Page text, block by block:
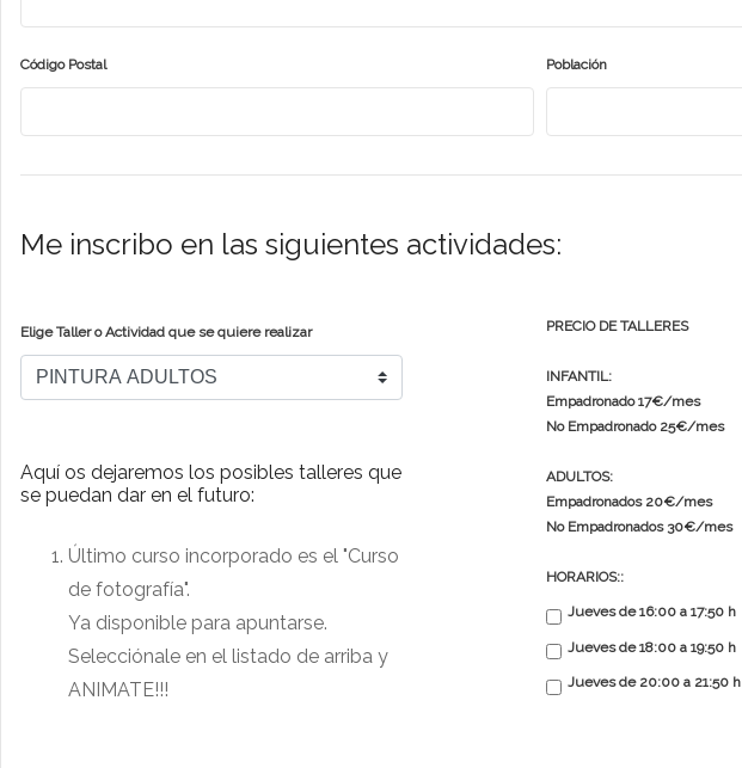
Código Postal Población
Me inscribo en las siguientes actividades:
Elige Taller o Actividad que se quiere realizar
Aquí os dejaremos los posibles talleres que
se puedan dar en el futuro:
Último curso incorporado es el "Curso
de fotografía".
Ya disponible para apuntarse.
Selecciónale en el listado de arriba y
ANIMATE!!!
PRECIO DE TALLERES
INFANTIL:
Empadronado 17€/mes
No Empadronado 25€/mes
ADULTOS:
Empadronados 20€/mes
No Empadronados 30€/mes
HORARIOS::
Jueves de 16:00 a 17:50 h
Jueves de 18:00 a 19:50 h
Jueves de 20:00 a 21:50 h